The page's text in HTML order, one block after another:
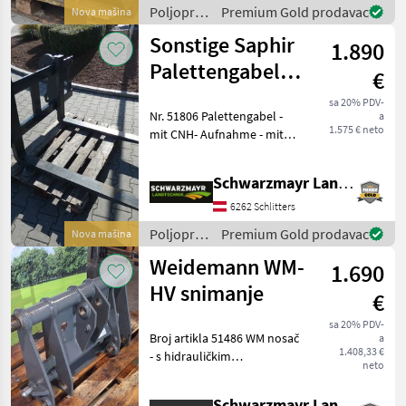
Nova mašina
Poljoprivredni
motorni
strojevi /
Giant
Premium Gold prodavac
Nova mašina
Sonstige Saphir
Palettengabel
1.890
€
sa 20% PDV-
a
1.575 € neto
Nr. 51806 Palettengabel -
mit CNH- Aufnahme - mit
mit 1.200mm Zinkenlänge
100/50 Das Verkaufsteam
der Fa
Schwarzmayr Landtechnik GmbH - Schlitters
6262 Schlitters
Poljoprivredni
motorni
strojevi /
Sonstige
Premium Gold prodavac
Weidemann WM-
HV snimanje
1.690
€
sa 20% PDV-
a
1.408,33 €
neto
Broj artikla 51486 WM nosač
- s hidrauličkim